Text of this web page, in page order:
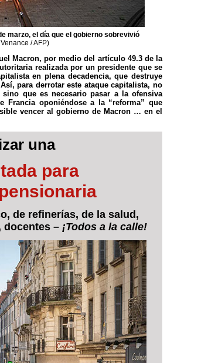
marzo, el día que el gobierno sobrevivió
/ AFP)
Macron, por medio del artículo 49.3 de la
realizada por un presidente que se
en plena decadencia, que destruye
para derrotar este ataque capitalista, no
que es necesario pasar a la ofensiva
Francia oponiéndose a la “reforma” que
vencer al gobierno de Macron … en el
una
para
de refinerías, de la salud,
–¡Todos a la calle!